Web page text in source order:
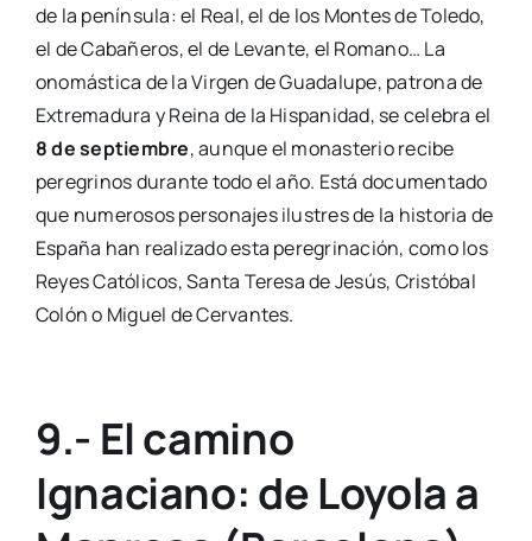
de la península: el Real, el de los Montes de Toledo,
el de Cabañeros, el de Levante, el Romano… La
onomástica de la Virgen de Guadalupe, patrona de
Extremadura y Reina de la Hispanidad, se celebra el
8 de septiembre, aunque el monasterio recibe
peregrinos durante todo el año. Está documentado
que numerosos personajes ilustres de la historia de
España han realizado esta peregrinación, como los
Reyes Católicos, Santa Teresa de Jesús, Cristóbal
Colón o Miguel de Cervantes.
9.- El camino
Ignaciano: de Loyola a